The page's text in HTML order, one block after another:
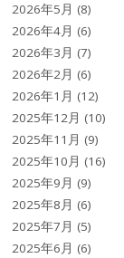
2026年5月 (8)
2026年4月 (6)
2026年3月 (7)
2026年2月 (6)
2026年1月 (12)
2025年12月 (10)
2025年11月 (9)
2025年10月 (16)
2025年9月 (9)
2025年8月 (6)
2025年7月 (5)
2025年6月 (6)